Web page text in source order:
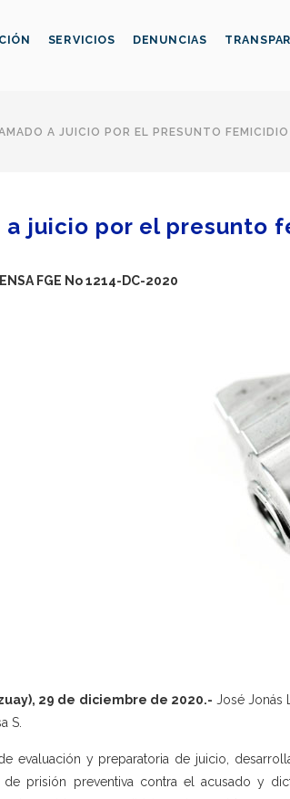
SERVICIOS DENUNCIAS
A JUICIO POR EL PRESUNTO
a juicio por el presunto
FGE No 1214-DC-2020
29 de diciembre de 2020.- José Jonás
S.
evaluación y preparatoria de juicio,
prisión preventiva contra el acusado y